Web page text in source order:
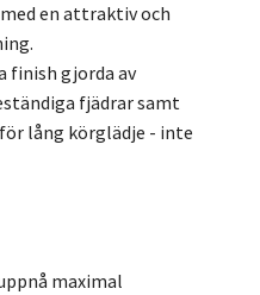
en attraktiv och
finish gjorda av
fjädrar samt
lång körglädje - inte
maximal